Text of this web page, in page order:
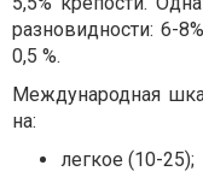
разновидности: 6-
0,5 %.
Международная
на:
легкое (10-25);